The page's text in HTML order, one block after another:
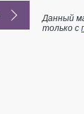
Данный
только с